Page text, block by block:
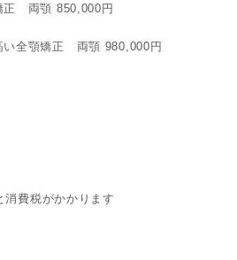
正 両顎 850,000円
全顎矯正 両顎 980,000円
消費税がかかります